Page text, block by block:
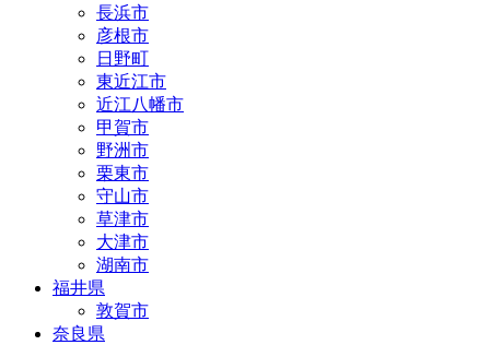
長浜市
彦根市
日野町
東近江市
近江八幡市
甲賀市
野洲市
栗東市
守山市
草津市
大津市
湖南市
福井県
敦賀市
奈良県